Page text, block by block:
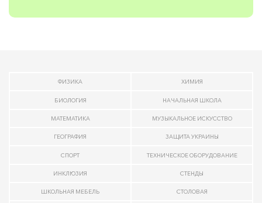
ФИЗИКА ХИМИЯ
БИОЛОГИЯ НАЧАЛЬНАЯ ШКОЛА
МАТЕМАТИКА МУЗЫКАЛЬНОЕ ИСКУССТВО
ГЕОГРАФИЯ ЗАЩИТА УКРАИНЫ
СПОРТ ТЕХНИЧЕСКОЕ ОБОРУДОВАНИЕ
ИНКЛЮЗИЯ СТЕНДЫ
ШКОЛЬНАЯ МЕБЕЛЬ СТОЛОВАЯ